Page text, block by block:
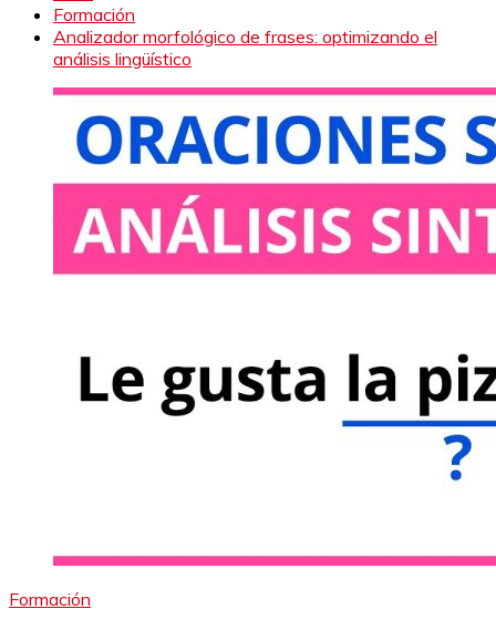
Formación
Analizador morfológico de frases: optimizando el
análisis lingüístico
Formación